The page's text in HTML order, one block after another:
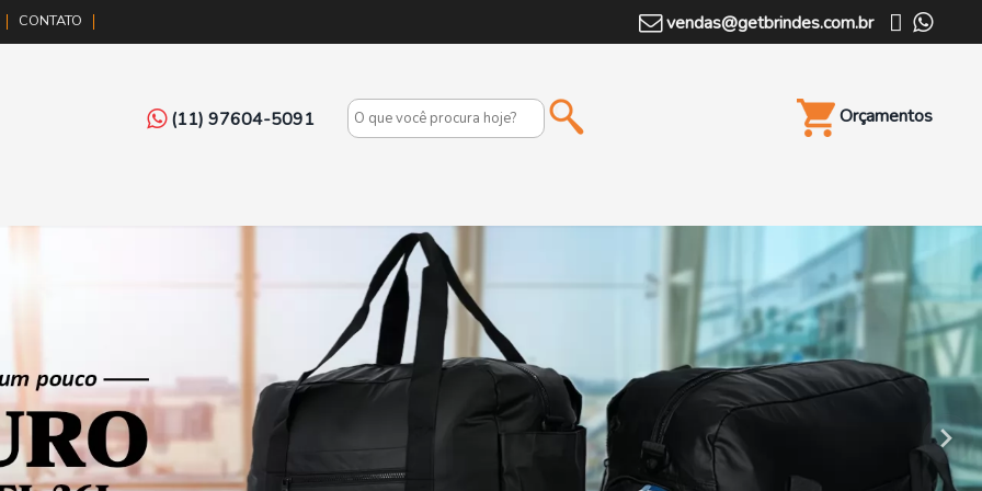
CONTATO vendas@getbrindes.com.br
(11) 97604-5091 Orçamentos